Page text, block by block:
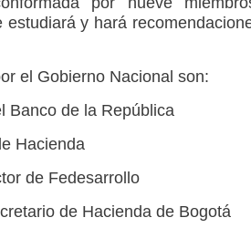
y hará
el Gobierno Nacional son:
Banco de la República
Hacienda
de Fedesarrollo
de Hacienda de Bogotá